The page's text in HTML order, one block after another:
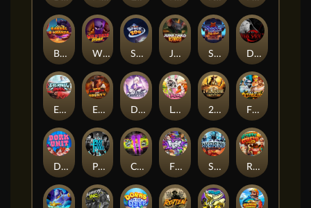
Barrel Bonanza Wild Dojo Strike Space Zoo Junkyard Kings Shadow Strike Dark Spiral
Eternal Duel EPIC BULLETS & BOUNTY Dusk Princess Le Bunny 2 Wild 2 Die Fist Of Destruction
Dork Unit Pray for Three Chaos Crew 2 Fighter Pit Stormforged Rusty & Curly